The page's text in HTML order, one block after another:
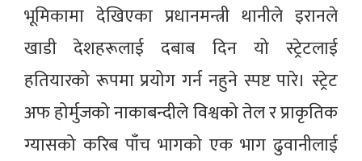
भूमिकामा देखिएका प्रधानमन्त्री थानीले इरानले
खाडी देशहरूलाई दबाब दिन यो स्ट्रेटलाई
हतियारको रूपमा प्रयोग गर्न नहुने स्पष्ट पारे। स्ट्रेट
अफ होर्मुजको नाकाबन्दीले विश्वको तेल र प्राकृतिक
ग्यासको करिब पाँच भागको एक भाग ढुवानीलाई